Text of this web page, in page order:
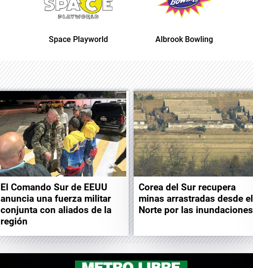
Albrook Bowling Space Playworld
El Comando Sur de EEUU
anuncia una fuerza militar
conjunta con aliados de la
región
Corea del Sur recupera
minas arrastradas desde el
Norte por las inundaciones